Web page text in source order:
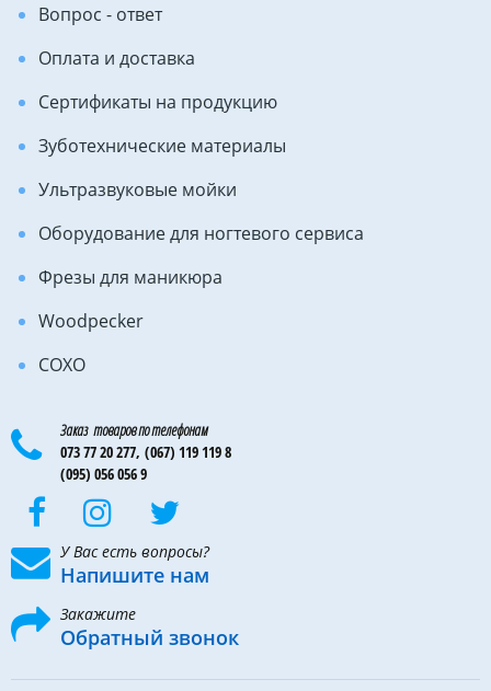
Вопрос - ответ
Оплата и доставка
Сертификаты на продукцию
Зуботехнические материалы
Ультразвуковые мойки
Оборудование для ногтевого сервиса
Фрезы для маникюра
Woodpecker
COXO
Заказ товаров по телефонам
073 77 20 277, (067) 119 119 8
(095) 056 056 9
У Вас есть вопросы?
Напишите нам
Закажите
Обратный звонок